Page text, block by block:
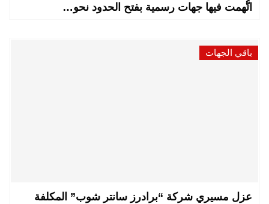
اتُّهمت فيها جهات رسمية بفتح الحدود نحو…
باقي الجهات
عزل مسيري شركة “برادرز سانتر شوب” المكلفة